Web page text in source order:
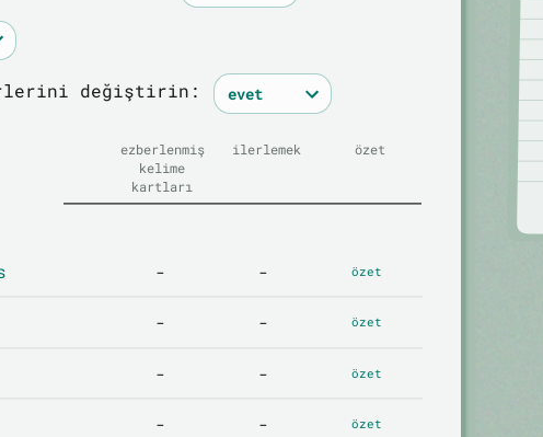
değiştirin:
ezberlenmiş
kelime
kartları
ilerlemek özet
- - özet
- - özet
- - özet
- - özet